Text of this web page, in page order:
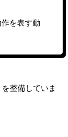
を表す動
整備していま